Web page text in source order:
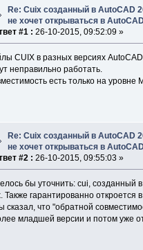
Re: Cuix созданный в AutoCAD
не хочет открываться в
#1 : 26-10-2015, 09:52:09 »
CUIX в разных версиях
неправильно работать.
есть только на уровне
Re: Cuix созданный в AutoCAD
не хочет открываться в
#2 : 26-10-2015, 09:55:03 »
бы уточнить: cui, созданный
Также гарантированно откроется
сказал, что "обратной
младшей версии и потом уже